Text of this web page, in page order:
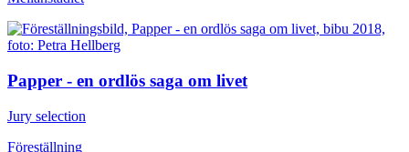
Papper - en ordlös saga om livet
Jury selection
Föreställning